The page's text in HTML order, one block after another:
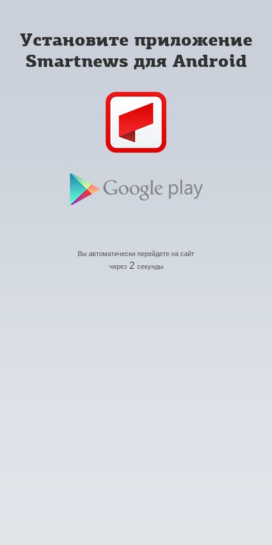
Установите приложение
Smartnews для Android
Вы автоматически перейдете на сайт
через 2 секунды